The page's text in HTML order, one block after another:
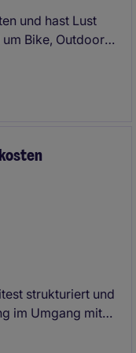
und hast Lust
Bike, Outdoor
die
strukturiert und
im Umgang mit